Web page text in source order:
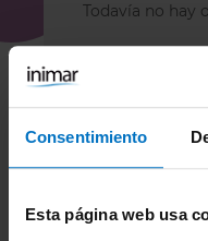
Consentimiento
Esta página web usa
Todavía no hay
TAMBIÉN